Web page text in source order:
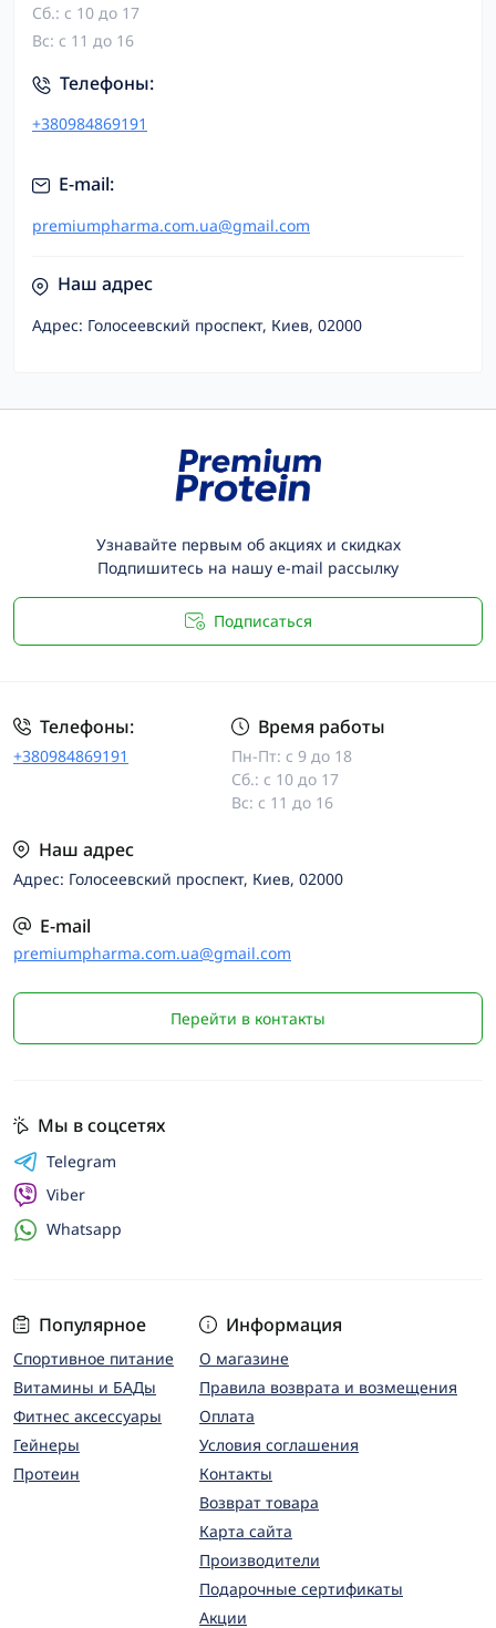
Сб.: с 10 до 17
Вс: с 11 до 16
Телефоны:
+380984869191
E-mail:
premiumpharma.com.ua@gmail.com
Наш адрес
Адрес: Голосеевский проспект, Киев, 02000
Узнавайте первым об акциях и скидках
Подпишитесь на нашу e-mail рассылку
Подписаться
Телефоны:
+380984869191
Время работы
Пн-Пт: с 9 до 18
Сб.: с 10 до 17
Вс: с 11 до 16
Наш адрес
Адрес: Голосеевский проспект, Киев, 02000
E-mail
premiumpharma.com.ua@gmail.com
Перейти в контакты
Популярное
Спортивное питание
Витамины и БАДы
Фитнес аксессуары
Гейнеры
Протеин
Информация
О магазине
Правила возврата и возмещения
Оплата
Условия соглашения
Контакты
Возврат товара
Карта сайта
Производители
Подарочные сертификаты
Акции
Мы в соцсетях
Telegram
Viber
Whatsapp